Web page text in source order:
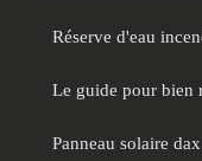
Réserve d'eau
Le guide pour bien
Panneau solaire